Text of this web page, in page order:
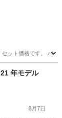
ット価格です。 パ
年モデル
8月7日